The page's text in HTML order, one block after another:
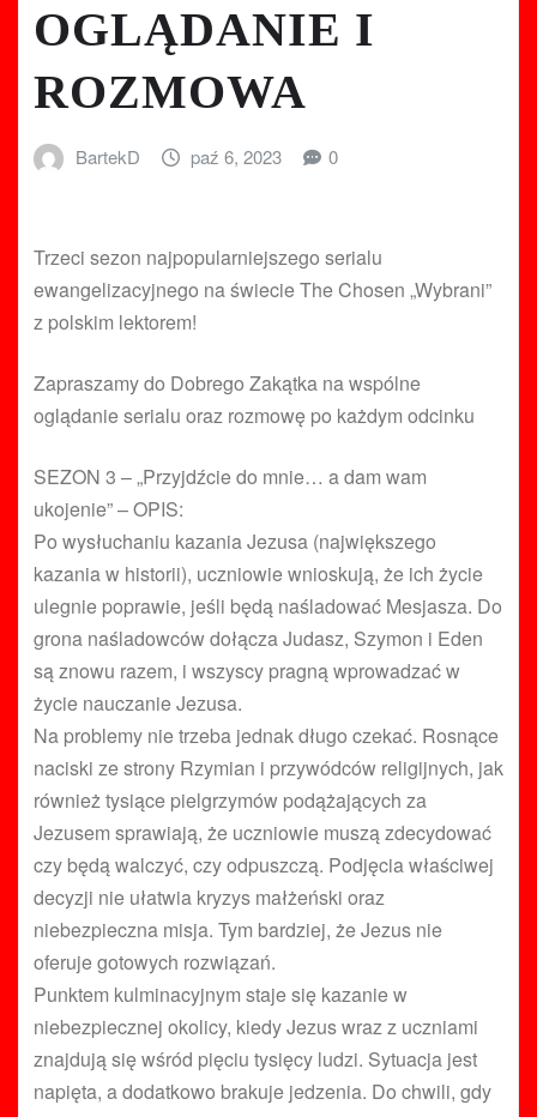
OGLĄDANIE I
ROZMOWA
BartekD paź 6, 2023 0
Trzeci sezon najpopularniejszego serialu
ewangelizacyjnego na świecie The Chosen „Wybrani”
z polskim lektorem!
Zapraszamy do Dobrego Zakątka na wspólne
oglądanie serialu oraz rozmowę po każdym odcinku
SEZON 3 – „Przyjdźcie do mnie… a dam wam
ukojenie” – OPIS:
Po wysłuchaniu kazania Jezusa (największego
kazania w historii), uczniowie wnioskują, że ich życie
ulegnie poprawie, jeśli będą naśladować Mesjasza. Do
grona naśladowców dołącza Judasz, Szymon i Eden
są znowu razem, i wszyscy pragną wprowadzać w
życie nauczanie Jezusa.
Na problemy nie trzeba jednak długo czekać. Rosnące
naciski ze strony Rzymian i przywódców religijnych, jak
również tysiące pielgrzymów podążających za
Jezusem sprawiają, że uczniowie muszą zdecydować
czy będą walczyć, czy odpuszczą. Podjęcia właściwej
decyzji nie ułatwia kryzys małżeński oraz
niebezpieczna misja. Tym bardziej, że Jezus nie
oferuje gotowych rozwiązań.
Punktem kulminacyjnym staje się kazanie w
niebezpiecznej okolicy, kiedy Jezus wraz z uczniami
znajdują się wśród pięciu tysięcy ludzi. Sytuacja jest
napięta, a dodatkowo brakuje jedzenia. Do chwili, gdy